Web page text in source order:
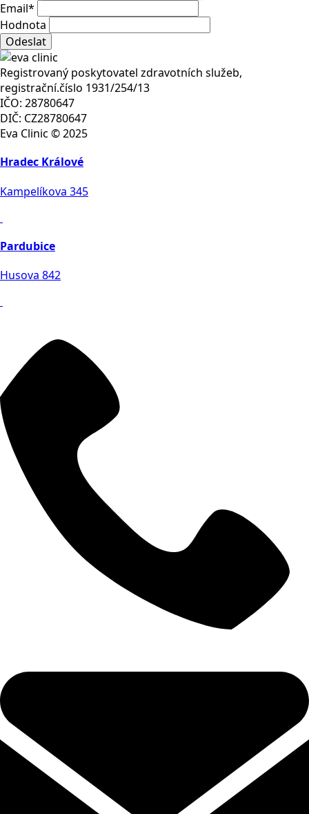
Email*
Hodnota
Odeslat
Registrovaný poskytovatel zdravotních služeb,
registrační.číslo 1931/254/13
IČO: 28780647
DIČ: CZ28780647
Eva Clinic © 2025
Hradec Králové
Kampelíkova 345
Pardubice
Husova 842